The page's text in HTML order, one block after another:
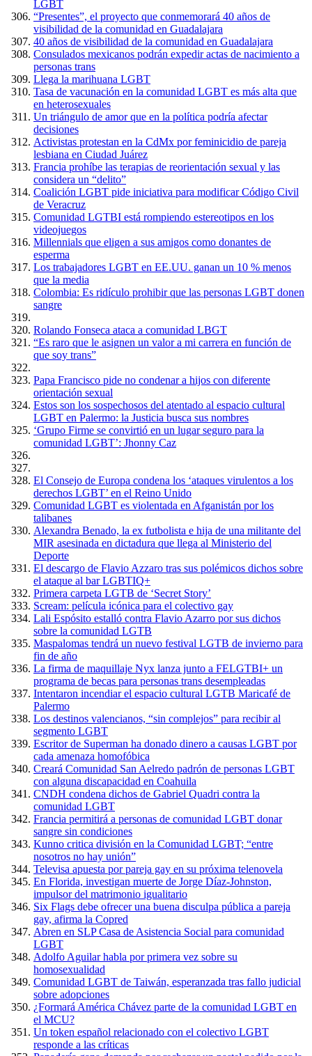
LGBT
“Presentes”, el proyecto que conmemorará 40 años de
visibilidad de la comunidad en Guadalajara
40 años de visibilidad de la comunidad en Guadalajara
Consulados mexicanos podrán expedir actas de nacimiento a
personas trans
Llega la marihuana LGBT
Tasa de vacunación en la comunidad LGBT es más alta que
en heterosexuales
Un triángulo de amor que en la política podría afectar
decisiones
Activistas protestan en la CdMx por feminicidio de pareja
lesbiana en Ciudad Juárez
Francia prohíbe las terapias de reorientación sexual y las
considera un “delito”
Coalición LGBT pide iniciativa para modificar Código Civil
de Veracruz
Comunidad LGTBI está rompiendo estereotipos en los
videojuegos
Millennials que eligen a sus amigos como donantes de
esperma
Los trabajadores LGBT en EE.UU. ganan un 10 % menos
que la media
Colombia: Es ridículo prohibir que las personas LGBT donen
sangre
Rolando Fonseca ataca a comunidad LBGT
“Es raro que le asignen un valor a mi carrera en función de
que soy trans”
Papa Francisco pide no condenar a hijos con diferente
orientación sexual
Estos son los sospechosos del atentado al espacio cultural
LGBT en Palermo: la Justicia busca sus nombres
‘Grupo Firme se convirtió en un lugar seguro para la
comunidad LGBT’: Jhonny Caz
El Consejo de Europa condena los ‘ataques virulentos a los
derechos LGBT’ en el Reino Unido
Comunidad LGBT es violentada en Afganistán por los
talibanes
Alexandra Benado, la ex futbolista e hija de una militante del
MIR asesinada en dictadura que llega al Ministerio del
Deporte
El descargo de Flavio Azzaro tras sus polémicos dichos sobre
el ataque al bar LGBTIQ+
Primera carpeta LGTB de ‘Secret Story’
Scream: película icónica para el colectivo gay
Lali Espósito estalló contra Flavio Azarro por sus dichos
sobre la comunidad LGTB
Maspalomas tendrá un nuevo festival LGTB de invierno para
fin de año
La firma de maquillaje Nyx lanza junto a FELGTBI+ un
programa de becas para personas trans desempleadas
Intentaron incendiar el espacio cultural LGTB Maricafé de
Palermo
Los destinos valencianos, “sin complejos” para recibir al
segmento LGBT
Escritor de Superman ha donado dinero a causas LGBT por
cada amenaza homofóbica
Creará Comunidad San Aelredo padrón de personas LGBT
con alguna discapacidad en Coahuila
CNDH condena dichos de Gabriel Quadri contra la
comunidad LGBT
Francia permitirá a personas de comunidad LGBT donar
sangre sin condiciones
Kunno critica división en la Comunidad LGBT; “entre
nosotros no hay unión”
Televisa apuesta por pareja gay en su próxima telenovela
En Florida, investigan muerte de Jorge Díaz-Johnston,
impulsor del matrimonio igualitario
Six Flags debe ofrecer una buena disculpa pública a pareja
gay, afirma la Copred
Abren en SLP Casa de Asistencia Social para comunidad
LGBT
Adolfo Aguilar habla por primera vez sobre su
homosexualidad
Comunidad LGBT de Taiwán, esperanzada tras fallo judicial
sobre adopciones
¿Formará América Chávez parte de la comunidad LGBT en
el MCU?
Un token español relacionado con el colectivo LGBT
responde a las críticas